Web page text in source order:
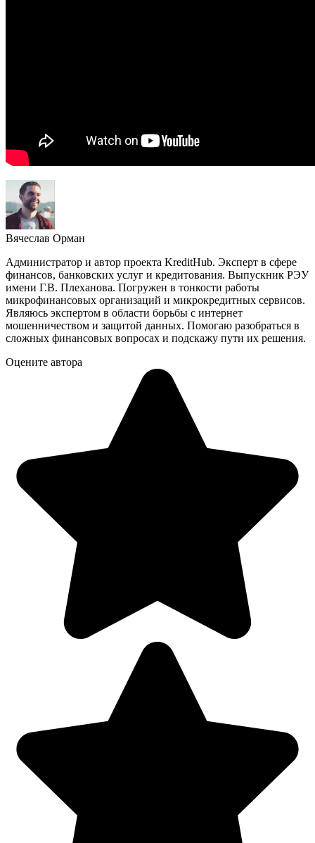
Вячеслав Орман
Администратор и автор проекта KreditHub. Эксперт в сфере
финансов, банковских услуг и кредитования. Выпускник РЭУ
имени Г.В. Плеханова. Погружен в тонкости работы
микрофинансовых организаций и микрокредитных сервисов.
Являюсь экспертом в области борьбы с интернет
мошенничеством и защитой данных. Помогаю разобраться в
сложных финансовых вопросах и подскажу пути их решения.
Оцените автора